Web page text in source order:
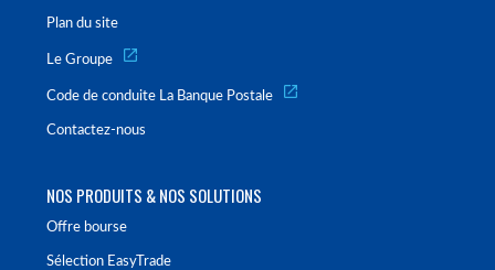
Plan du site
Le Groupe
Code de conduite La Banque Postale
Contactez-nous
NOS PRODUITS & NOS SOLUTIONS
Offre bourse
Sélection EasyTrade